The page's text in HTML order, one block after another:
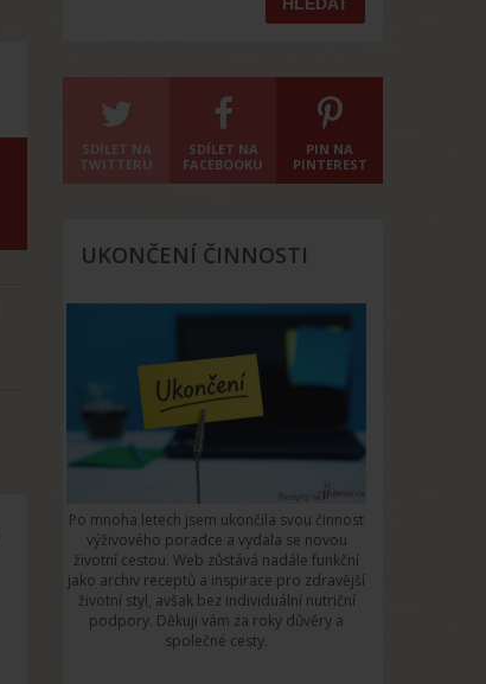
SDÍLET NA
TWITTERU
SDÍLET NA
FACEBOOKU
PIN NA
PINTEREST
UKONČENÍ ČINNOSTI
Po mnoha letech jsem ukončila svou činnost
výživového poradce a vydala se novou
životní cestou. Web zůstává nadále funkční
jako archiv receptů a inspirace pro zdravější
životní styl, avšak bez individuální nutriční
podpory. Děkuji vám za roky důvěry a
společné cesty.